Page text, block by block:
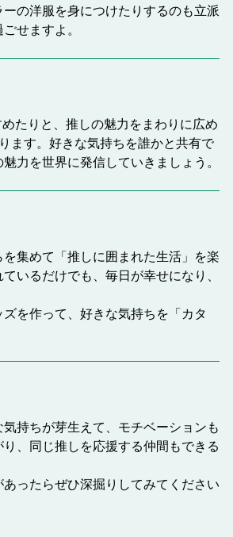
の洋服を身につけたりするのも立派
せますよ。
たりと、推しの魅力をまわりに広め
ます。好きな気持ちを誰かと共有で
力を世界に発信していきましょう。
集めて「推しに囲まれた生活」を楽
いるだけでも、毎日が幸せになり、
を作って、好きな気持ちを「カタ
持ちが芽生えて、モチベーションも
、同じ推しを応援する仲間もできる
ったらぜひ深掘りしてみてください